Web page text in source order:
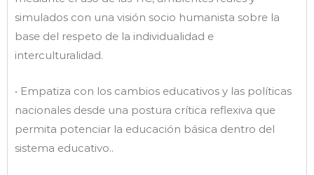
simulados con una visión socio humanista sobre la
base del respeto de la individualidad e
interculturalidad.
• Empatiza con los cambios educativos y las políticas
nacionales desde una postura crítica reflexiva que
permita potenciar la educación básica dentro del
sistema educativo..